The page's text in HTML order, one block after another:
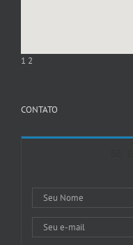
1 2
CONTATO